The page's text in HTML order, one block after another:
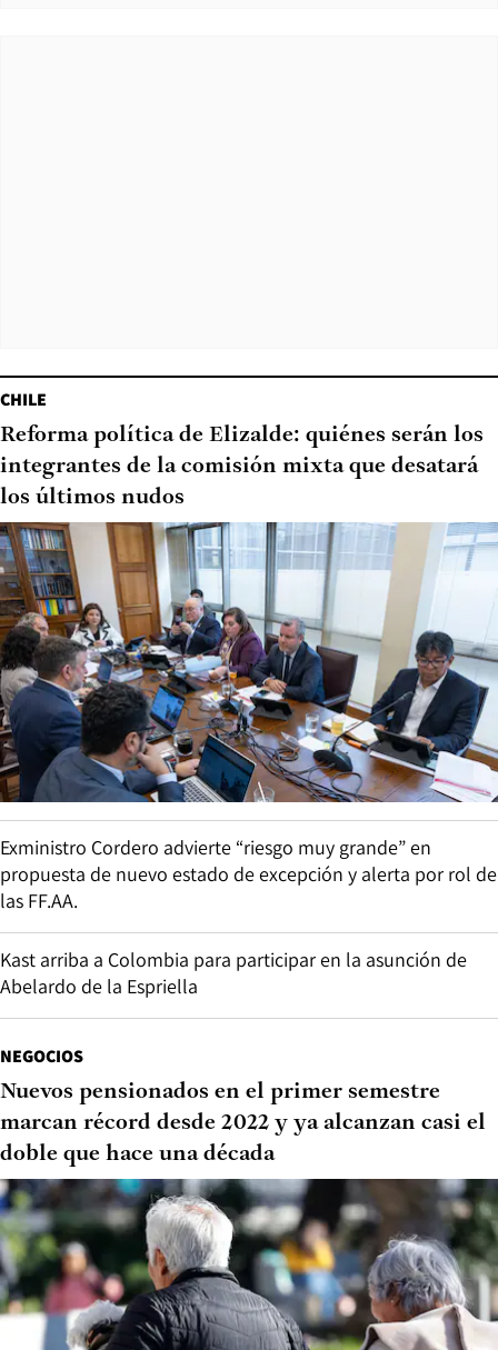
CHILE
Reforma política de Elizalde: quiénes serán los
integrantes de la comisión mixta que desatará
los últimos nudos
Exministro Cordero advierte “riesgo muy grande” en
propuesta de nuevo estado de excepción y alerta por rol de
las FF.AA.
Kast arriba a Colombia para participar en la asunción de
Abelardo de la Espriella
NEGOCIOS
Nuevos pensionados en el primer semestre
marcan récord desde 2022 y ya alcanzan casi el
doble que hace una década